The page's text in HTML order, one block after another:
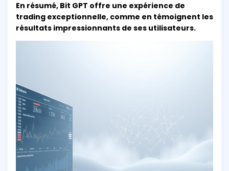
En résumé, Bit GPT offre une expérience de
trading exceptionnelle, comme en témoignent les
résultats impressionnants de ses utilisateurs.